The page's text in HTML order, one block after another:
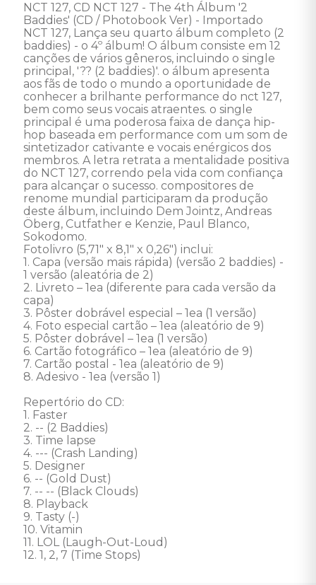
NCT 127, CD NCT 127 - The 4th Álbum '2
Baddies' (CD / Photobook Ver) - Importado
NCT 127, Lança seu quarto álbum completo (2
baddies) - o 4º álbum! O álbum consiste em 12
canções de vários gêneros, incluindo o single
principal, '?? (2 baddies)'. o álbum apresenta
aos fãs de todo o mundo a oportunidade de
conhecer a brilhante performance do nct 127,
bem como seus vocais atraentes. o single
principal é uma poderosa faixa de dança hip-
hop baseada em performance com um som de
sintetizador cativante e vocais enérgicos dos
membros. A letra retrata a mentalidade positiva
do NCT 127, correndo pela vida com confiança
para alcançar o sucesso. compositores de
renome mundial participaram da produção
deste álbum, incluindo Dem Jointz, Andreas
Öberg, Cutfather e Kenzie, Paul Blanco,
Sokodomo.
Fotolivro (5,71" x 8,1" x 0,26") inclui:
1. Capa (versão mais rápida) (versão 2 baddies) -
1 versão (aleatória de 2)
2. Livreto – 1ea (diferente para cada versão da
capa)
3. Pôster dobrável especial – 1ea (1 versão)
4. Foto especial cartão – 1ea (aleatório de 9)
5. Pôster dobrável – 1ea (1 versão)
6. Cartão fotográfico – 1ea (aleatório de 9)
7. Cartão postal - 1ea (aleatório de 9)
8. Adesivo - 1ea (versão 1)
Repertório do CD:
1. Faster
2. -- (2 Baddies)
3. Time lapse
4. --- (Crash Landing)
5. Designer
6. -- (Gold Dust)
7. -- -- (Black Clouds)
8. Playback
9. Tasty (-)
10. Vitamin
11. LOL (Laugh-Out-Loud)
12. 1, 2, 7 (Time Stops)